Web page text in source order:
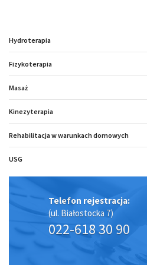
Hydroterapia
Fizykoterapia
Masaż
Kinezyterapia
Rehabilitacja w warunkach domowych
USG
Telefon rejestracja:
(ul. Białostocka 7)
022-618 30 90